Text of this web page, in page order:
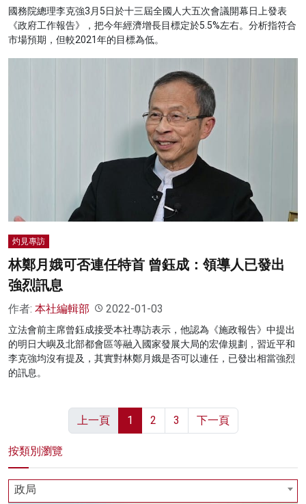
國務院總理李克強3月5日於十三屆全國人大五次會議開幕日上發表
《政府工作報告》，把今年經濟增長目標定於5.5%左右。分析指符合
市場預期，但較2021年的目標為低。
灼見專訪
林鄭月娥可否連任特首 曾鈺成：領導人已發出
強烈訊息
作者: 本社編輯部 2022-01-03
立法會前主席曾鈺成接受本社專訪表示，他認為《施政報告》中提出
的明日大嶼及北部都會區等融入國家發展大局的宏偉規劃，習近平和
李克強均沒有提及，其實對林鄭月娥是否可以連任，已發出相當強烈
的訊息。
上一頁 1 2 3 下一頁
按類別瀏覽
政局